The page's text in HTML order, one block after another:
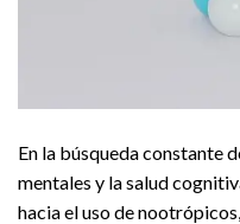
En la búsqueda constante
mentales y la salud
hacia el uso de